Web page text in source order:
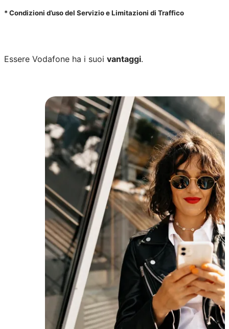
* Condizioni d’uso del Servizio e Limitazioni di Traffico
Essere Vodafone ha i suoi vantaggi.